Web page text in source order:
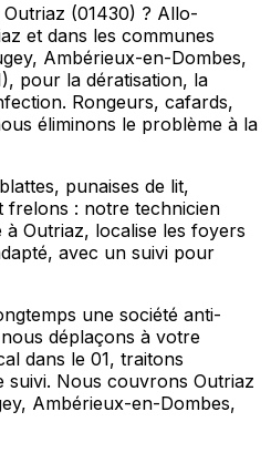
(01430) ? Allo-
et dans les communes
Ambérieux-en-Dombes,
pour la dératisation, la
Rongeurs, cafards,
éliminons le problème à la
punaises de lit,
frelons : notre technicien
Outriaz, localise les foyers
avec un suivi pour
une société anti-
déplaçons à votre
dans le 01, traitons
suivi. Nous couvrons Outriaz
Ambérieux-en-Dombes,